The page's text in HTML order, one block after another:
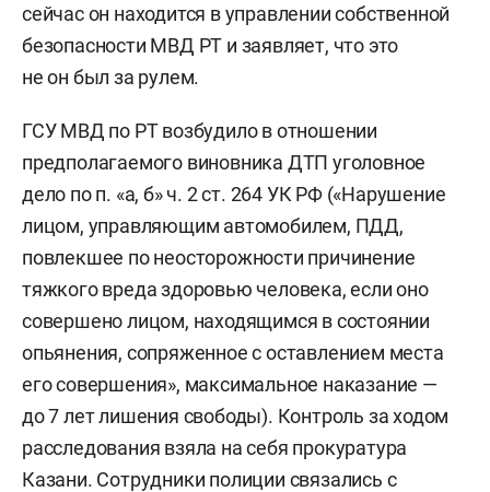
сейчас он находится в управлении собственной
безопасности МВД РТ и заявляет, что это
не он был за рулем.
ГСУ МВД по РТ возбудило в отношении
предполагаемого виновника ДТП уголовное
дело по п. «а, б» ч. 2 ст. 264 УК РФ («Нарушение
лицом, управляющим автомобилем, ПДД,
повлекшее по неосторожности причинение
тяжкого вреда здоровью человека, если оно
совершено лицом, находящимся в состоянии
опьянения, сопряженное с оставлением места
его совершения», максимальное наказание —
до 7 лет лишения свободы). Контроль за ходом
расследования взяла на себя прокуратура
Казани. Сотрудники полиции связались с